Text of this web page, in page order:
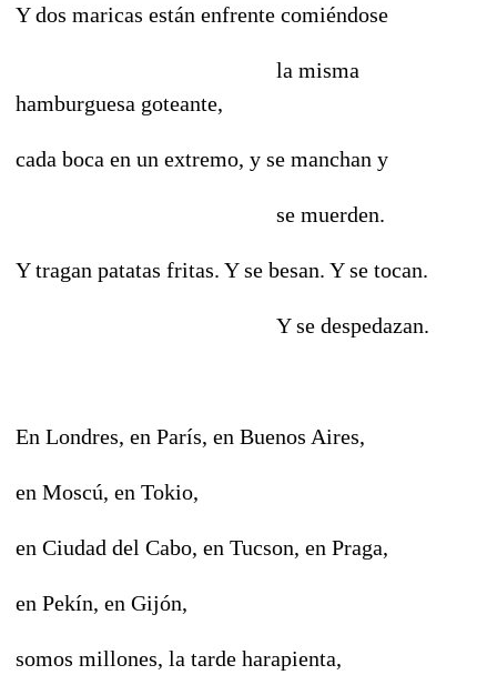
Y dos maricas están enfrente comiéndose
la misma
hamburguesa goteante,
cada boca en un extremo, y se manchan y
se muerden.
Y tragan patatas fritas. Y se besan. Y se tocan.
Y se despedazan.
En Londres, en París, en Buenos Aires,
en Moscú, en Tokio,
en Ciudad del Cabo, en Tucson, en Praga,
en Pekín, en Gijón,
somos millones, la tarde harapienta,